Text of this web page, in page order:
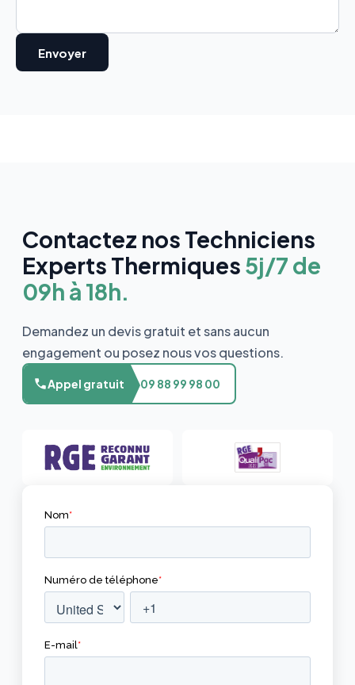
Contactez nos Techniciens
Experts Thermiques 5j/7 de
09h à 18h.
Demandez un devis gratuit et sans aucun
engagement ou posez nous vos questions.
Appel gratuit 09 88 99 98 00